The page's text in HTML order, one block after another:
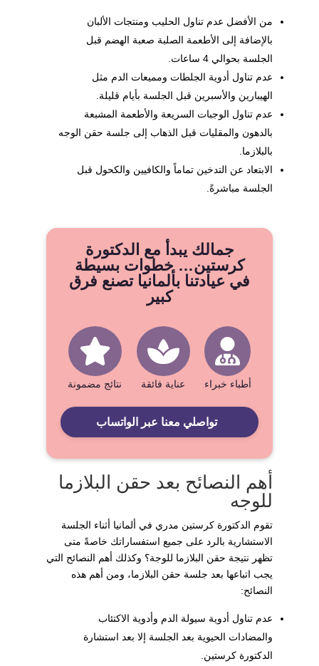
من الأفضل عدم تناول الحليب ومنتجات الألبان
بالإضافة إلى الأطعمة الصلبة صعبة الهضم قبل
الجلسة بحوالي 4 ساعات.
عدم تناول أدوية الجلطات ومميعات الدم مثل
الهيبارين والأسبرين قبل الجلسة بأيام قليلة.
عدم تناول الوجبات السريعة والأطعمة المشبعة
بالدهون والمقليات قبل الذهاب إلى جلسة حقن الوجه
بالبلازما.
الابتعاد عن التدخين تماماً والكافيين والكحول قبل
الجلسة مباشرةً.
جمالك يبدأ مع الدكتورة
كرستين… خطوات بسيطة
في عيادتنا بألمانيا تصنع فرق
كبير
أطباء خبراء عناية فائقة نتائج مضمونة
تواصلي معنا عبر الواتساب
أهم النصائح بعد حقن البلازما
للوجه
تقوم الدكتورة كرستين مدري في ألمانيا أثناء الجلسة
الاستشارية بالرد على جميع استفساراتك خاصةً متى
تظهر نتيجة حقن البلازما للوجة؟ وكذلك أهم النصائح التي
يجب اتباعها بعد جلسة حقن البلازما، ومن أهم هذه
النصائح:
عدم تناول أدوية سيولة الدم وأدوية الاكتئاب
والمضادات الحيوية بعد الجلسة إلا بعد استشارة
الدكتورة كرستين.